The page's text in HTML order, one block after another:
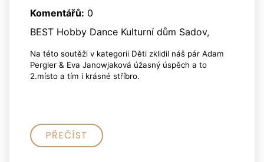
Komentářů: 0
BEST Hobby Dance Kulturní dům Sadov,
Na této soutěži v kategorii Děti zklidil náš pár Adam
Pergler & Eva Janowjaková úžasný úspěch a to
2.místo a tím i krásné stříbro.
PŘEČÍST